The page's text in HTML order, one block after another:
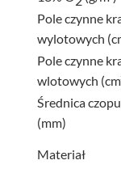
Pole czynne
wylotowych
Pole czynne
wlotowych
Średnica
(mm)
Materiał